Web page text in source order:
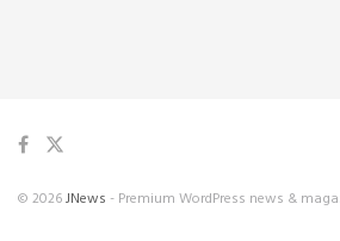
© 2026 JNews - Premium WordPress news &